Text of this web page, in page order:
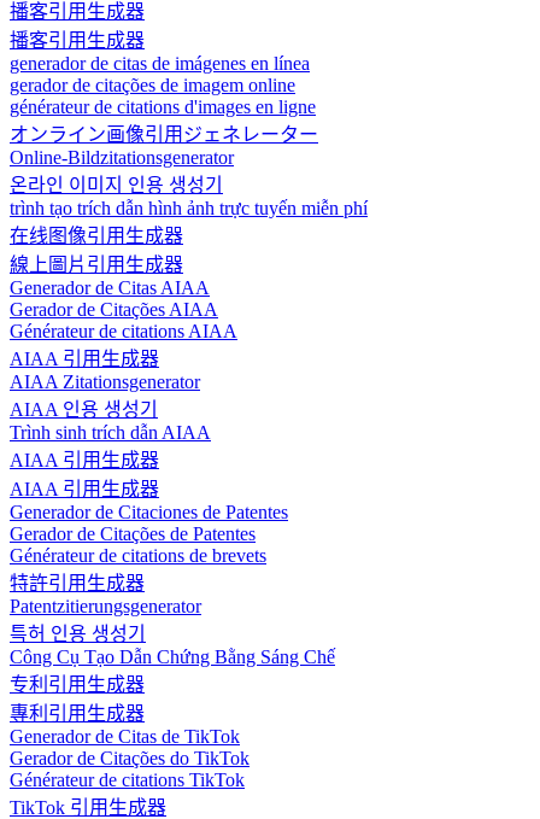
播客引用生成器
播客引用生成器
generador de citas de imágenes en línea
gerador de citações de imagem online
générateur de citations d'images en ligne
オンライン画像引用ジェネレーター
Online-Bildzitationsgenerator
온라인 이미지 인용 생성기
trình tạo trích dẫn hình ảnh trực tuyến miễn phí
在线图像引用生成器
線上圖片引用生成器
Generador de Citas AIAA
Gerador de Citações AIAA
Générateur de citations AIAA
AIAA 引用生成器
AIAA Zitationsgenerator
AIAA 인용 생성기
Trình sinh trích dẫn AIAA
AIAA 引用生成器
AIAA 引用生成器
Generador de Citaciones de Patentes
Gerador de Citações de Patentes
Générateur de citations de brevets
特許引用生成器
Patentzitierungsgenerator
특허 인용 생성기
Công Cụ Tạo Dẫn Chứng Bằng Sáng Chế
专利引用生成器
專利引用生成器
Generador de Citas de TikTok
Gerador de Citações do TikTok
Générateur de citations TikTok
TikTok 引用生成器